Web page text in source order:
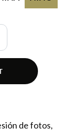
de fotos,